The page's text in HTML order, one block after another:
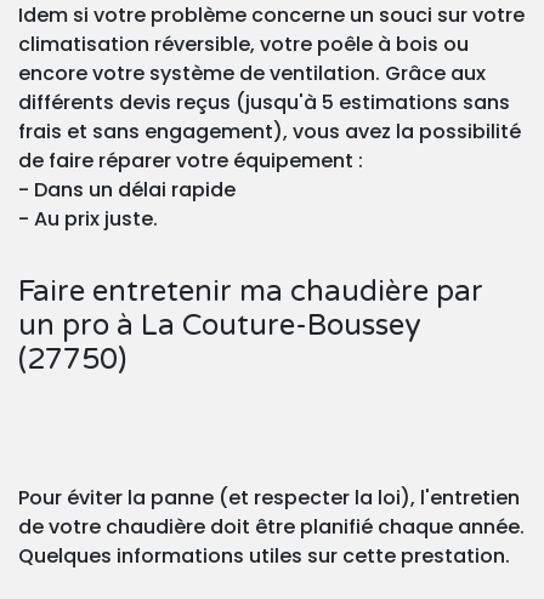
Idem si votre problème concerne un souci sur votre
climatisation réversible, votre poêle à bois ou
encore votre système de ventilation. Grâce aux
différents devis reçus (jusqu'à 5 estimations sans
frais et sans engagement), vous avez la possibilité
de faire réparer votre équipement :
- Dans un délai rapide
- Au prix juste.
Faire entretenir ma chaudière par
un pro à La Couture-Boussey
(27750)
Pour éviter la panne (et respecter la loi), l'entretien
de votre chaudière doit être planifié chaque année.
Quelques informations utiles sur cette prestation.